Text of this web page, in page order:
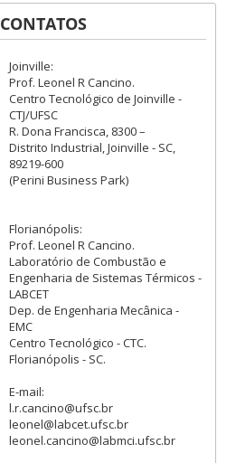
CONTATOS
Joinville:
Prof. Leonel R Cancino.
Centro Tecnológico de Joinville -
CTJ/UFSC
R. Dona Francisca, 8300 –
Distrito Industrial, Joinville - SC,
89219-600
(Perini Business Park)
Florianópolis:
Prof. Leonel R Cancino.
Laboratório de Combustão e
Engenharia de Sistemas Térmicos -
LABCET
Dep. de Engenharia Mecânica -
EMC
Centro Tecnológico - CTC.
Florianópolis - SC.
E-mail:
l.r.cancino@ufsc.br
leonel@labcet.ufsc.br
leonel.cancino@labmci.ufsc.br